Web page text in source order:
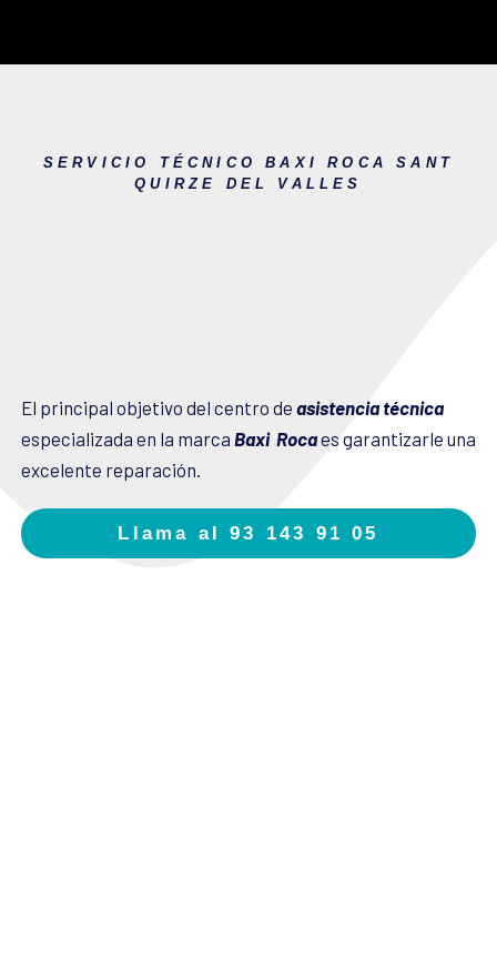
SERVICIO TÉCNICO BAXI ROCA SANT
QUIRZE DEL VALLES
El principal objetivo del centro de asistencia técnica
especializada en la marca Baxi Rocaes garantizarle una
excelente reparación.
Llama al 93 143 91 05